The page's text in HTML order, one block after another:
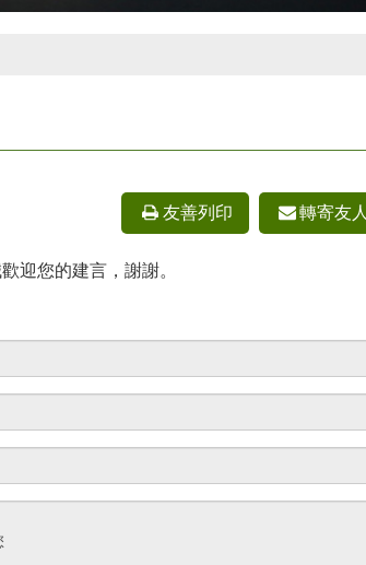
友善列印 轉寄友人
迎您的建言，謝謝。